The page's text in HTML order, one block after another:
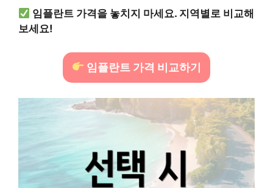
임플란트 가격을 놓치지 마세요. 지역별로 비교해
보세요!
임플란트 가격 비교하기